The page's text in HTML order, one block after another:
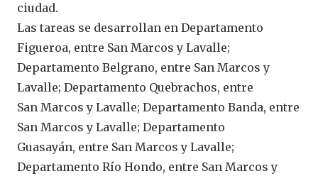
ciudad.
Las tareas se desarrollan en Departamento
Figueroa, entre San Marcos y Lavalle;
Departamento Belgrano, entre San Marcos y
Lavalle; Departamento Quebrachos, entre
San Marcos y Lavalle; Departamento Banda, entre
San Marcos y Lavalle; Departamento
Guasayán, entre San Marcos y Lavalle;
Departamento Río Hondo, entre San Marcos y